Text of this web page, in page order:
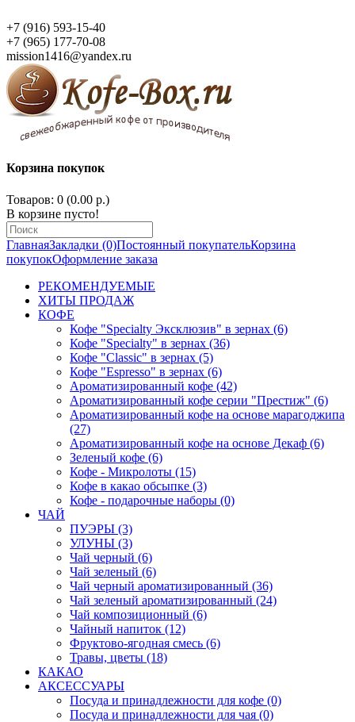
+7 (916) 593-15-40
+7 (965) 177-70-08
mission1416@yandex.ru
Корзина покупок
Товаров: 0 (0.00 р.)
В корзине пусто!
ГлавнаяЗакладки (0)Постоянный покупательКорзина
покупокОформление заказа
РЕКОМЕНДУЕМЫЕ
ХИТЫ ПРОДАЖ
КОФЕ
Кофе "Specialty Эксклюзив" в зернах (6)
Кофе "Specialty" в зернах (36)
Кофе "Classic" в зернах (5)
Кофе "Espresso" в зернах (6)
Ароматизированный кофе (42)
Ароматизированный кофе серии "Престиж" (6)
Ароматизированный кофе на основе марагоджипа
(27)
Ароматизированный кофе на основе Декаф (6)
Зеленый кофе (6)
Кофе - Микролоты (15)
Кофе в какао обсыпке (3)
Кофе - подарочные наборы (0)
ЧАЙ
ПУЭРЫ (3)
УЛУНЫ (3)
Чай черный (6)
Чай зеленый (6)
Чай черный ароматизированный (36)
Чай зеленый ароматизированный (24)
Чай композиционный (6)
Чайный напиток (12)
Фруктово-ягодная смесь (6)
Травы, цветы (18)
КАКАО
АКСЕССУАРЫ
Посуда и принадлежности для кофе (0)
Посуда и принадлежности для чая (0)